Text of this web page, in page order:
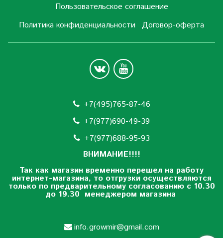
Пользовательское соглашение
Политика конфиденциальности Договор-оферта
+7(495)765-87-46
+7(977)690-49-39
+7(977)688-95-93
ВНИМАНИЕ!!!!
Так как магазин временно перешел на работу
интернет-магазина, то отгрузки осуществляются
только по предварительному согласованию с 10.30
до 19.30 менеджером магазина
info.growmir@gmail.com